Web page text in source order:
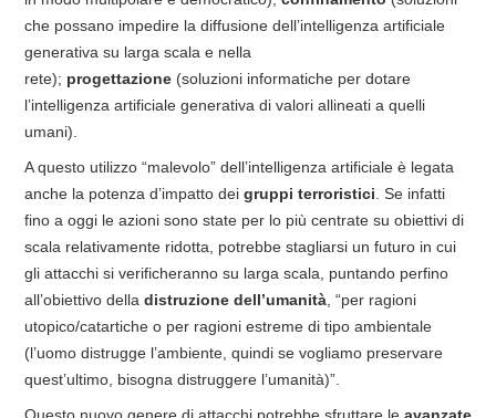
che possano impedire la diffusione dell’intelligenza artificiale
generativa su larga scala e nella
rete); progettazione (soluzioni informatiche per dotare
l’intelligenza artificiale generativa di valori allineati a quelli
umani).
A questo utilizzo “malevolo” dell’intelligenza artificiale è legata
anche la potenza d’impatto dei gruppi terroristici . Se infatti
fino a oggi le azioni sono state per lo più centrate su obiettivi di
scala relativamente ridotta, potrebbe stagliarsi un futuro in cui
gli attacchi si verificheranno su larga scala, puntando perfino
all’obiettivo della distruzione dell’umanità , “per ragioni
utopico/catartiche o per ragioni estreme di tipo ambientale
(l’uomo distrugge l’ambiente, quindi se vogliamo preservare
quest’ultimo, bisogna distruggere l’umanità)”.
Questo nuovo genere di attacchi potrebbe sfruttare le avanzate